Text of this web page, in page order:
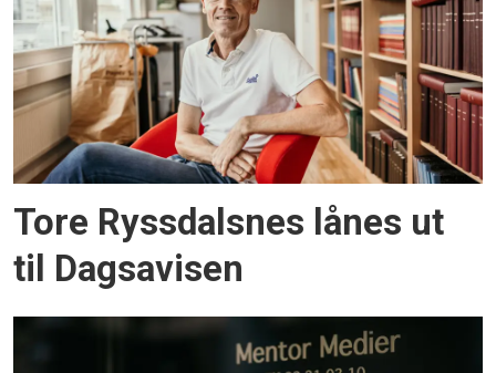
Tore Ryssdalsnes lånes ut
til Dagsavisen